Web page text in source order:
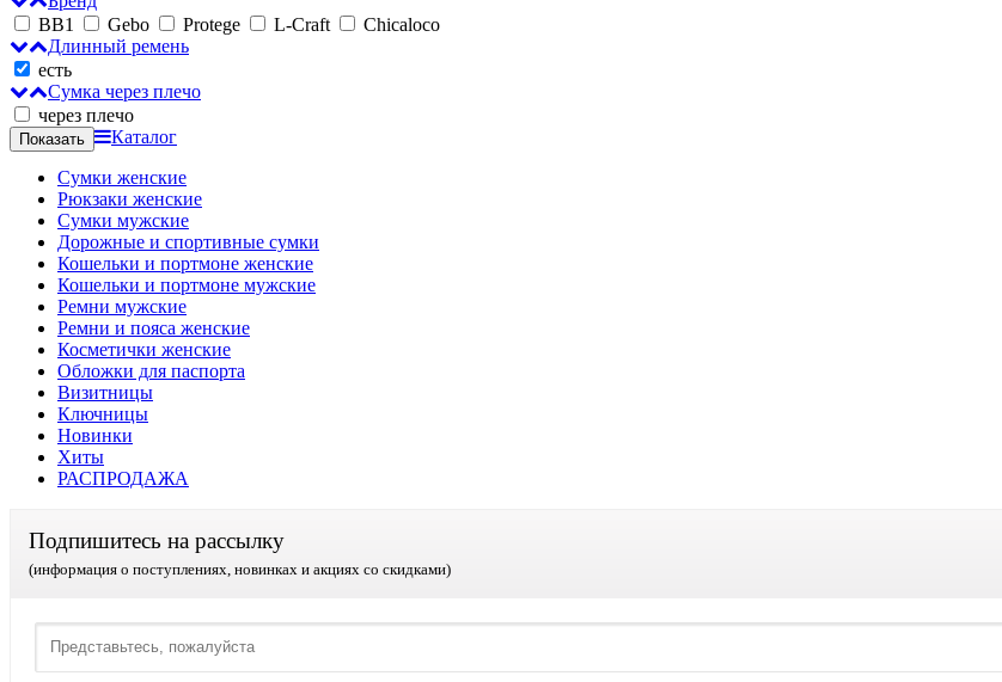
BB1
Gebo Protege L-Craft
Chicaloco
Длинный ремень
есть
Сумка через плечо
через плечо
Каталог
Сумки женские
Рюкзаки женские
Сумки мужские
Дорожные и спортивные сумки
Кошельки и портмоне женские
Кошельки и портмоне мужские
Ремни мужские
Ремни и пояса женские
Косметички женские
Обложки для паспорта
Визитницы
Ключницы
Новинки
Хиты
РАСПРОДАЖА
Подпишитесь на рассылку
(информация о поступлениях, новинках и акциях со скидками)